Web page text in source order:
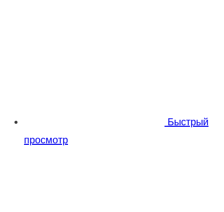
Быстрый
просмотр